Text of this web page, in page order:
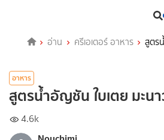
อ่าน ครีเอเตอร์ อาหาร สูตร
อาหาร
สูตรน้ำอัญชัน ใบเตย มะน
4.6k